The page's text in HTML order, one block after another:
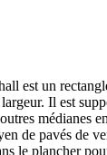
est un
Il est
médianes
de pavés de
le plancher